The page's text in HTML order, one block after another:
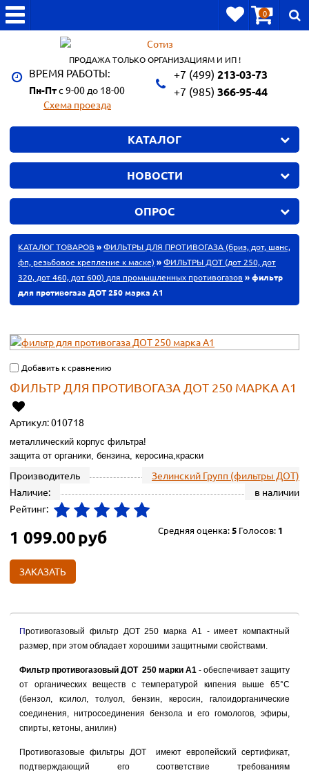
0
ПРОДАЖА ТОЛЬКО ОРГАНИЗАЦИЯМ И ИП !
ВРЕМЯ РАБОТЫ:
Пн-Птс 9-00 до 18-00
Схема проезда
+7 (499) 213-03-73
+7 (985) 366-95-44
КАТАЛОГ
НОВОСТИ
ОПРОС
КАТАЛОГ ТОВАРОВ »ФИЛЬТРЫ ДЛЯ ПРОТИВОГАЗА (бриз, дот, шанс,
фп, резьбовое крепление к маске) »ФИЛЬТРЫ ДОТ (дот 250, дот
320, дот 460, дот 600) для промышленных противогазов » фильтр
для противогаза ДОТ 250 марка А1
Добавить к сравнению
ФИЛЬТР ДЛЯ ПРОТИВОГАЗА ДОТ 250 МАРКА А1
Артикул:010718
металлический корпус фильтра!
защита от органики, бензина, керосина,краски
Производитель
Зелинский Групп (фильтры ДОТ)
Наличие:
в наличии
Рейтинг:
Средняя оценка:5 Голосов: 1
1 099.00руб
ЗАКАЗАТЬ
Противогазовый фильтр ДОТ 250 марка А1 - имеет компактный
размер, при этом обладает хорошими защитными свойствами.
Фильтр противогазовый ДОТ 250 марки А1 - обеспечивает защиту
от органических веществ с температурой кипения выше 65°С
(бензол, ксилол, толуол, бензин, керосин, галоидорганические
соединения, нитросоединения бензола и его гомологов, эфиры,
спирты, кетоны, анилин)
Противогазовые фильтры ДОТ имеют европейский сертификат,
подтверждающий его соответствие требованиям